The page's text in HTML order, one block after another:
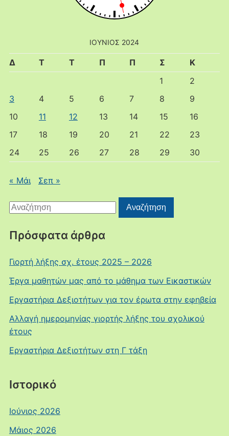
ΙΟΎΝΙΟΣ 2024
Δ Τ Τ Π Π Σ
Κ
1
2
3
4 5 6 7 8
9
10
11 12 13 14 15
16
17
18 19 20 21 22
23
24
25 26 27 28 29 30
« Μάι Σεπ »
Αναζήτηση
για:
Αναζήτηση
Πρόσφατα άρθρα
Γιορτή λήξης σχ. έτους 2025 – 2026
Έργα μαθητών μας από το μάθημα των Εικαστικών
Εργαστήρια Δεξιοτήτων για τον έρωτα στην εφηβεία
Αλλαγή ημερομηνίας γιορτής λήξης του σχολικού
έτους
Εργαστήρια Δεξιοτήτων στη Γ τάξη
Ιστορικό
Ιούνιος 2026
Μάιος 2026